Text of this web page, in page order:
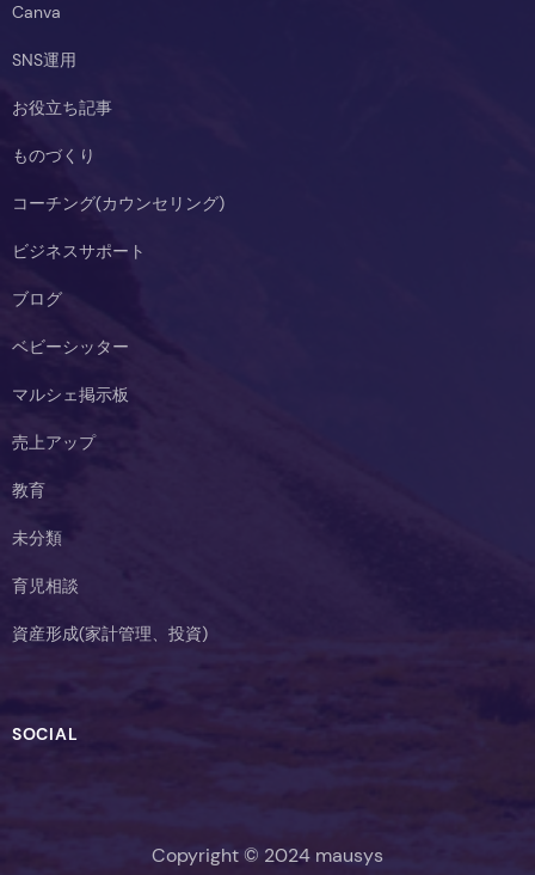
Canva
SNS運用
お役立ち記事
ものづくり
コーチング(カウンセリング)
ビジネスサポート
ブログ
ベビーシッター
マルシェ掲示板
売上アップ
教育
未分類
育児相談
資産形成(家計管理、投資)
SOCIAL
Copyright © 2024 mausys